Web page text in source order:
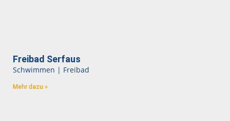
Freibad Serfaus
Schwimmen | Freibad
Mehr dazu »